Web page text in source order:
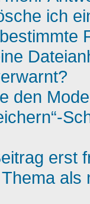
ich
den
erst
als